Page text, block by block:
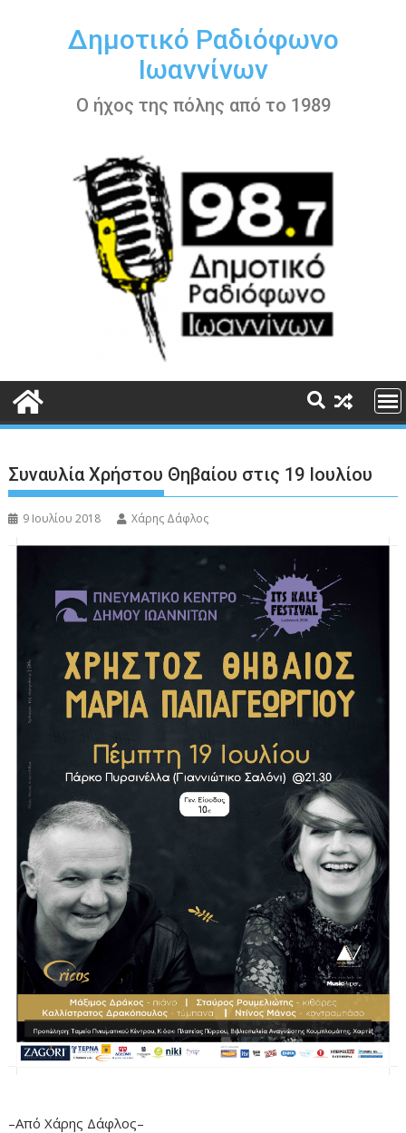
περιεχόμενοΔημοτικό Ραδιόφωνο
Ιωαννίνων
Ο ήχος της πόλης από το 1989
Συναυλία Χρήστου Θηβαίου στις 19 Ιουλίου
9 Ιουλίου 2018 Χάρης Δάφλος
–Από Χάρης Δάφλος–